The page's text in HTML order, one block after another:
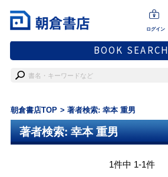
ログイン
BOOK SEARCH
朝倉書店TOP 著者検索: 幸本 重男
著者検索: 幸本 重男
1件中 1-1件